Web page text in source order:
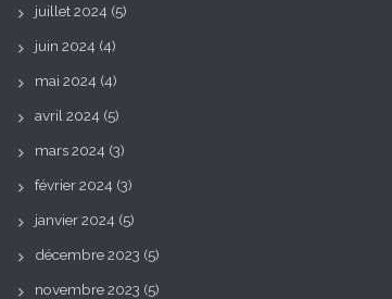
juillet 2024 (5)
juin 2024 (4)
mai 2024 (4)
avril 2024 (5)
mars 2024 (3)
février 2024 (3)
janvier 2024 (5)
décembre 2023 (5)
novembre 2023 (5)